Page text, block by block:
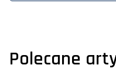
Polecane